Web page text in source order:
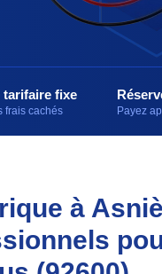
tarifaire fixe
frais cachés Payez
à